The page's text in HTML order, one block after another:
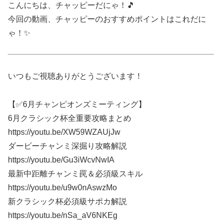
こんにちは、チャッピーだにゃ！🎵
今回の動画、チャッピーのおすすめポイントはこれだに
ゃ！✨
いつもご視聴ありがとうございます！
【✅6月チャンピオンズミーティング】
6月クラシック杯全重要攻略まとめ
https://youtu.be/XW59WZAUjJw
ダービーチャンミ深掘り攻略解説
https://youtu.be/Gu3iWcvNwIA
最新中距離チャンミ罠＆必須級スキル
https://youtu.be/u9w0nAswzMo
新クラシック杯必須級サポカ解説
https://youtu.be/nSa_aV6NKEg